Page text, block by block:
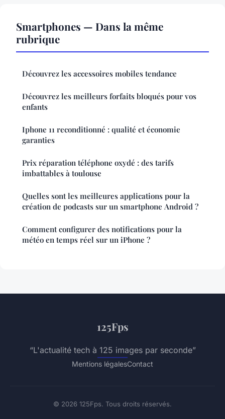
Smartphones — Dans la même
rubrique
Découvrez les accessoires mobiles tendance
Découvrez les meilleurs forfaits bloqués pour vos
enfants
Iphone 11 reconditionné : qualité et économie
garanties
Prix réparation téléphone oxydé : des tarifs
imbattables à toulouse
Quelles sont les meilleures applications pour la
création de podcasts sur un smartphone Android ?
Comment configurer des notifications pour la
météo en temps réel sur un iPhone ?
125Fps
“L'actualité tech à 125 images par seconde”
Mentions légalesContact
© 2026 125Fps. Tous droits réservés.